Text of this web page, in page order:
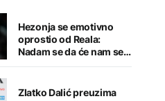
Hezonja se emotivno
oprostio od Reala:
Nadam se da će nam se
putevi ponovo ukrstiti
Zlatko Dalić preuzima